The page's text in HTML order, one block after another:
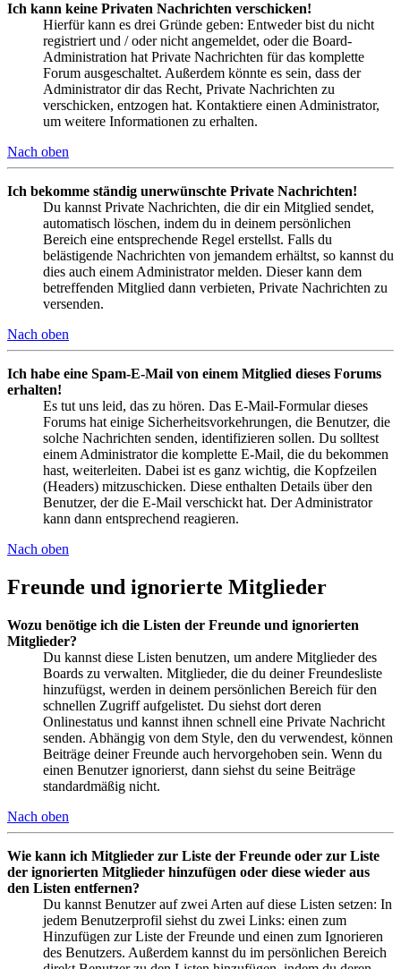
Ich kann keine Privaten Nachrichten verschicken!
Hierfür kann es drei Gründe geben: Entweder bist du nicht
registriert und / oder nicht angemeldet, oder die Board-
Administration hat Private Nachrichten für das komplette
Forum ausgeschaltet. Außerdem könnte es sein, dass der
Administrator dir das Recht, Private Nachrichten zu
verschicken, entzogen hat. Kontaktiere einen Administrator,
um weitere Informationen zu erhalten.
Nach oben
Ich bekomme ständig unerwünschte Private Nachrichten!
Du kannst Private Nachrichten, die dir ein Mitglied sendet,
automatisch löschen, indem du in deinem persönlichen
Bereich eine entsprechende Regel erstellst. Falls du
belästigende Nachrichten von jemandem erhältst, so kannst du
dies auch einem Administrator melden. Dieser kann dem
betreffenden Mitglied dann verbieten, Private Nachrichten zu
versenden.
Nach oben
Ich habe eine Spam-E-Mail von einem Mitglied dieses Forums
erhalten!
Es tut uns leid, das zu hören. Das E-Mail-Formular dieses
Forums hat einige Sicherheitsvorkehrungen, die Benutzer, die
solche Nachrichten senden, identifizieren sollen. Du solltest
einem Administrator die komplette E-Mail, die du bekommen
hast, weiterleiten. Dabei ist es ganz wichtig, die Kopfzeilen
(Headers) mitzuschicken. Diese enthalten Details über den
Benutzer, der die E-Mail verschickt hat. Der Administrator
kann dann entsprechend reagieren.
Nach oben
Freunde und ignorierte Mitglieder
Wozu benötige ich die Listen der Freunde und ignorierten
Mitglieder?
Du kannst diese Listen benutzen, um andere Mitglieder des
Boards zu verwalten. Mitglieder, die du deiner Freundesliste
hinzufügst, werden in deinem persönlichen Bereich für den
schnellen Zugriff aufgelistet. Du siehst dort deren
Onlinestatus und kannst ihnen schnell eine Private Nachricht
senden. Abhängig von dem Style, den du verwendest, können
Beiträge deiner Freunde auch hervorgehoben sein. Wenn du
einen Benutzer ignorierst, dann siehst du seine Beiträge
standardmäßig nicht.
Nach oben
Wie kann ich Mitglieder zur Liste der Freunde oder zur Liste
der ignorierten Mitglieder hinzufügen oder diese wieder aus
den Listen entfernen?
Du kannst Benutzer auf zwei Arten auf diese Listen setzen: In
jedem Benutzerprofil siehst du zwei Links: einen zum
Hinzufügen zur Liste der Freunde und einen zum Ignorieren
des Benutzers. Außerdem kannst du im persönlichen Bereich